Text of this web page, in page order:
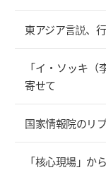
東アジア言説、
「イ・ソッキ
寄せて
国家情報院のリ
「核心現場」か